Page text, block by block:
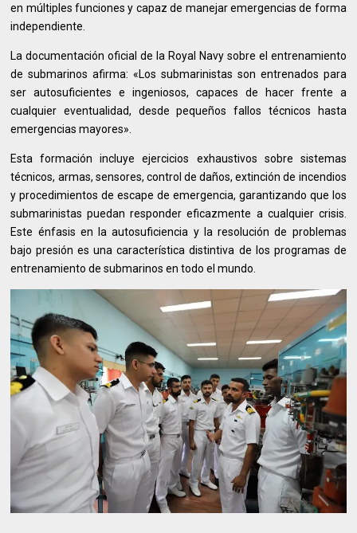
en múltiples funciones y capaz de manejar emergencias de forma
independiente.
La documentación oficial de la Royal Navy sobre el entrenamiento
de submarinos afirma: «Los submarinistas son entrenados para
ser autosuficientes e ingeniosos, capaces de hacer frente a
cualquier eventualidad, desde pequeños fallos técnicos hasta
emergencias mayores».
Esta formación incluye ejercicios exhaustivos sobre sistemas
técnicos, armas, sensores, control de daños, extinción de incendios
y procedimientos de escape de emergencia, garantizando que los
submarinistas puedan responder eficazmente a cualquier crisis.
Este énfasis en la autosuficiencia y la resolución de problemas
bajo presión es una característica distintiva de los programas de
entrenamiento de submarinos en todo el mundo.